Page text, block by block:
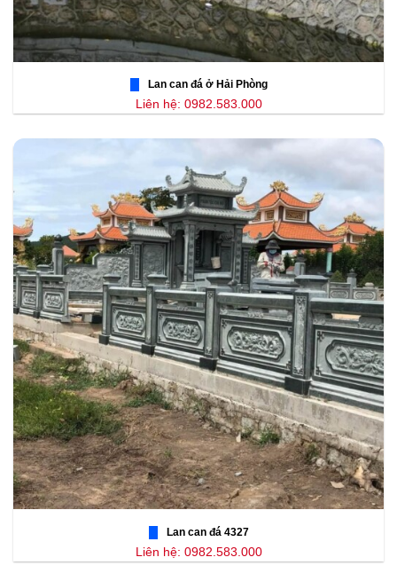
Lan can đá ở Hải Phòng
Liên hệ: 0982.583.000
Lan can đá 4327
Liên hệ: 0982.583.000